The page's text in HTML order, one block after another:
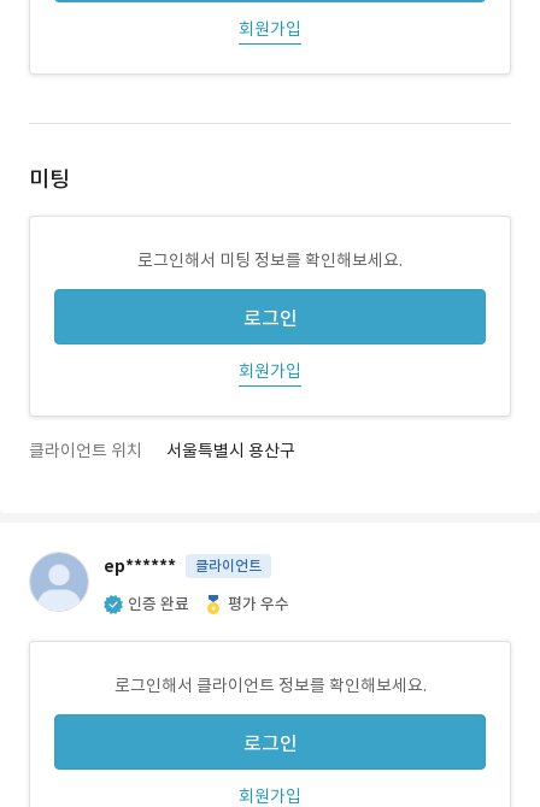
회원가입
미팅
로그인해서 미팅 정보를 확인해보세요.
로그인
회원가입
클라이언트 위치 서울특별시 용산구
ep****** 클라이언트
인증 완료 평가 우수
로그인해서 클라이언트 정보를 확인해보세요.
로그인
회원가입